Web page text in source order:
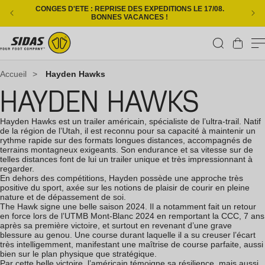
Ignorer et passer au contenu
CONGES D'ETE : REPRISE DES EXPEDITIONS LE 17/08.
BONNES VACANCES !
Panier
Accueil > Hayden Hawks
HAYDEN HAWKS
Hayden Hawks est un trailer américain, spécialiste de l’ultra-trail. Natif
de la région de l’Utah, il est reconnu pour sa capacité à maintenir un
rythme rapide sur des formats longues distances, accompagnés de
terrains montagneux exigeants. Son endurance et sa vitesse sur de
telles distances font de lui un trailer unique et très impressionnant à
regarder.
En dehors des compétitions, Hayden possède une approche très
positive du sport, axée sur les notions de plaisir de courir en pleine
nature et de dépassement de soi.
The Hawk signe une belle saison 2024. Il a notamment fait un retour
en force lors de l’UTMB Mont-Blanc 2024 en remportant la CCC, 7 ans
après sa première victoire, et surtout en revenant d’une grave
blessure au genou. Une course durant laquelle il a su creuser l’écart
très intelligemment, manifestant une maîtrise de course parfaite, aussi
bien sur le plan physique que stratégique.